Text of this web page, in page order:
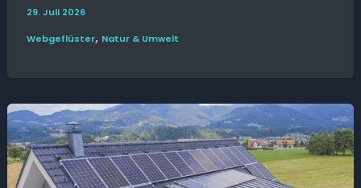
29. Juli 2026
Web­­geflüster, Natur & Umwelt